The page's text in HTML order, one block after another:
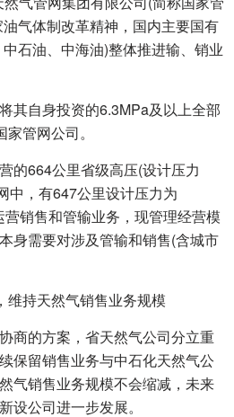
气体制改革精神，国内主要国有
石油、中海油)整体推进输、销业
其自身投资的6.3MPa及以上全部
管网公司。
的664公里省级高压(设计压力
中，有647公里设计压力为
销售和管输业务，现管理经营模
身需要对涉及管输和销售(含城市
维持天然气销售业务规模
商的方案，省天然气公司分立重
保留销售业务与中石化天然气公
气销售业务规模不会缩减，未来
设公司进一步发展。